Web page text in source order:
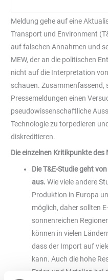
Meldung gehe auf eine
Transport und Environment
auf falschen Annahmen und
MEW, der an die politischen
nicht auf die Interpretation
schauen. Zusammenfassend,
Pressemeldungen einen
pseudowissenschaftliche
Technologie zu torpedieren
diskreditieren.
Die einzelnen Kritikpunkte des
Die T&E-Studie geht
aus. Wie viele andere
Produktion in Europa
möglich, daher sollten
sonnenreichen
können in vielen
dass der Import auf
kann. Auch die hohe
Erden und Metallen bei